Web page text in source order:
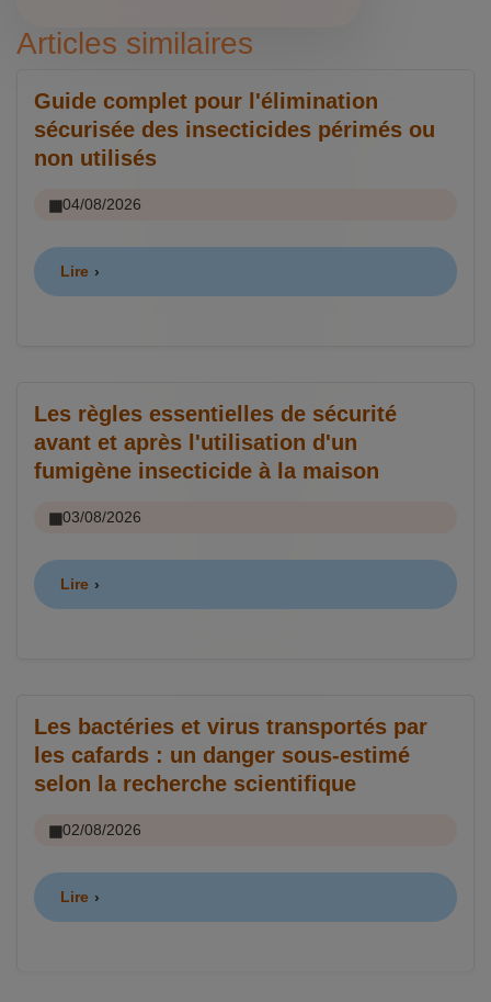
Articles similaires
Guide complet pour l'élimination
sécurisée des insecticides périmés ou
non utilisés
04/08/2026
Lire
Les règles essentielles de sécurité
avant et après l'utilisation d'un
fumigène insecticide à la maison
03/08/2026
Lire
Les bactéries et virus transportés par
les cafards : un danger sous-estimé
selon la recherche scientifique
02/08/2026
Lire